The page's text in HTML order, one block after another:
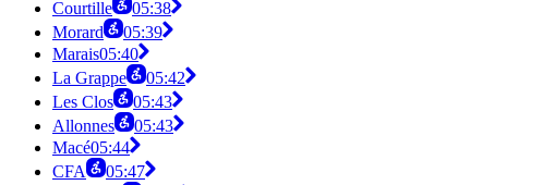
Courtille
05:38
Morard
05:39
Marais05:40
La Grappe
05:42
Les Clos
05:43
Allonnes
05:43
Macé05:44
CFA
05:47